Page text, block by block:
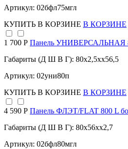
Артикул: 02бфл75мгл
КУПИТЬ В КОРЗИНЕ В КОРЗИНЕ
1 700 Р Панель УНИВЕРСАЛЬНАЯ
Габариты (Д Ш В Г): 80x2,5xx56,5
Артикул: 02уни80п
КУПИТЬ В КОРЗИНЕ В КОРЗИНЕ
4 590 Р Панель ФЛЭТ/FLAT 800 L
Габариты (Д Ш В Г): 80x56xx2,7
Артикул: 02бфл80мгл